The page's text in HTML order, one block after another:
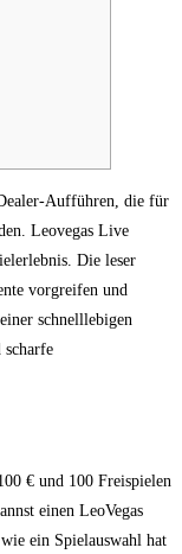
Aufführen, die für
Leovegas Live
Die leser
vorgreifen und
schnelllebigen
scharfe
€ und 100 Freispielen
einen LeoVegas
ein Spielauswahl hat